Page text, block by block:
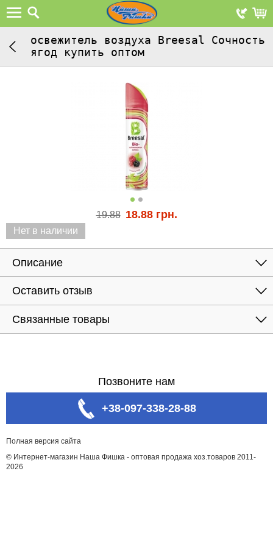
освежитель воздуха Breesal Сочность
ягод купить оптом
19.88 18.88 грн.
Нет в наличии
Описание
Оставить отзыв
Связанные товары
Позвоните нам
+38-097-338-28-88
Полная версия сайта
© Интернет-магазин Наша Фишка - оптовая продажа хоз.товаров 2011-
2026